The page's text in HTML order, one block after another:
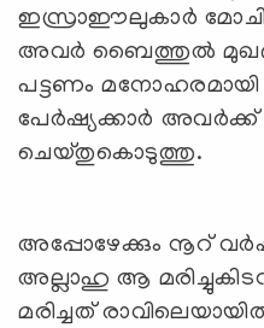
ഇസ്രാഈലുകാര്‍
അവര്‍ ബൈത്തുല്‍
പട്ടണം മനോഹരമായി
പേര്‍ഷ്യക്കാര്‍
ചെയ്തുകൊടുത്തു.
അപ്പോഴേക്കും നൂറ്
അല്ലാഹു ആ
മരിച്ചത്